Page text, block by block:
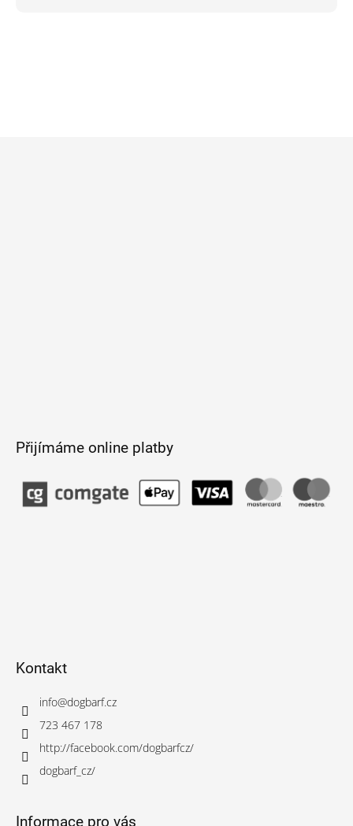
Přijímáme online platby
Kontakt
info@dogbarf.cz
723 467 178
http://facebook.com/dogbarfcz/
dogbarf_cz/
Informace pro vás